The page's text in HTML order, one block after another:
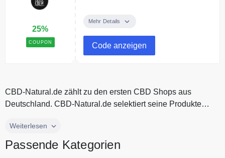
25%
COUPON
Mehr Details
Code anzeigen
CBD-Natural.de zählt zu den ersten CBD Shops aus
Deutschland. CBD-Natural.de selektiert seine Produkte
CBD-Natural.de zählt zu den ersten CBD Shops aus
sorgfältig. CBD-Natural.de verkauft hochwertige Produkte
Weiterlesen
Passende Kategorien